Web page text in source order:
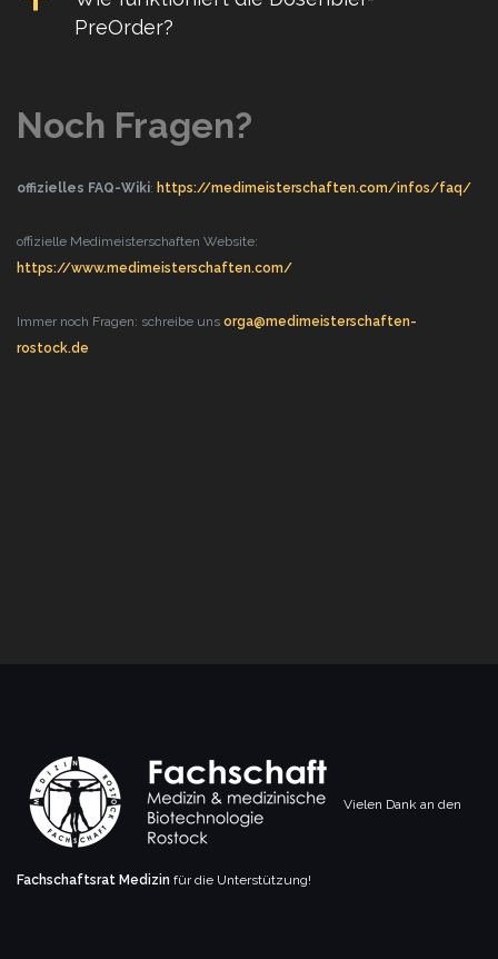
PreOrder?
Noch Fragen?
offizielles FAQ-Wiki: https://medimeisterschaften.com/infos/faq/
offizielle Medimeisterschaften Website:
https://www.medimeisterschaften.com/
Immer noch Fragen: schreibe uns orga@medimeisterschaften-
rostock.de
Vielen Dank an den
Fachschaftsrat Medizin für die Unterstützung!